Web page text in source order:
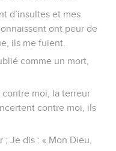
le moment.
appartenant au